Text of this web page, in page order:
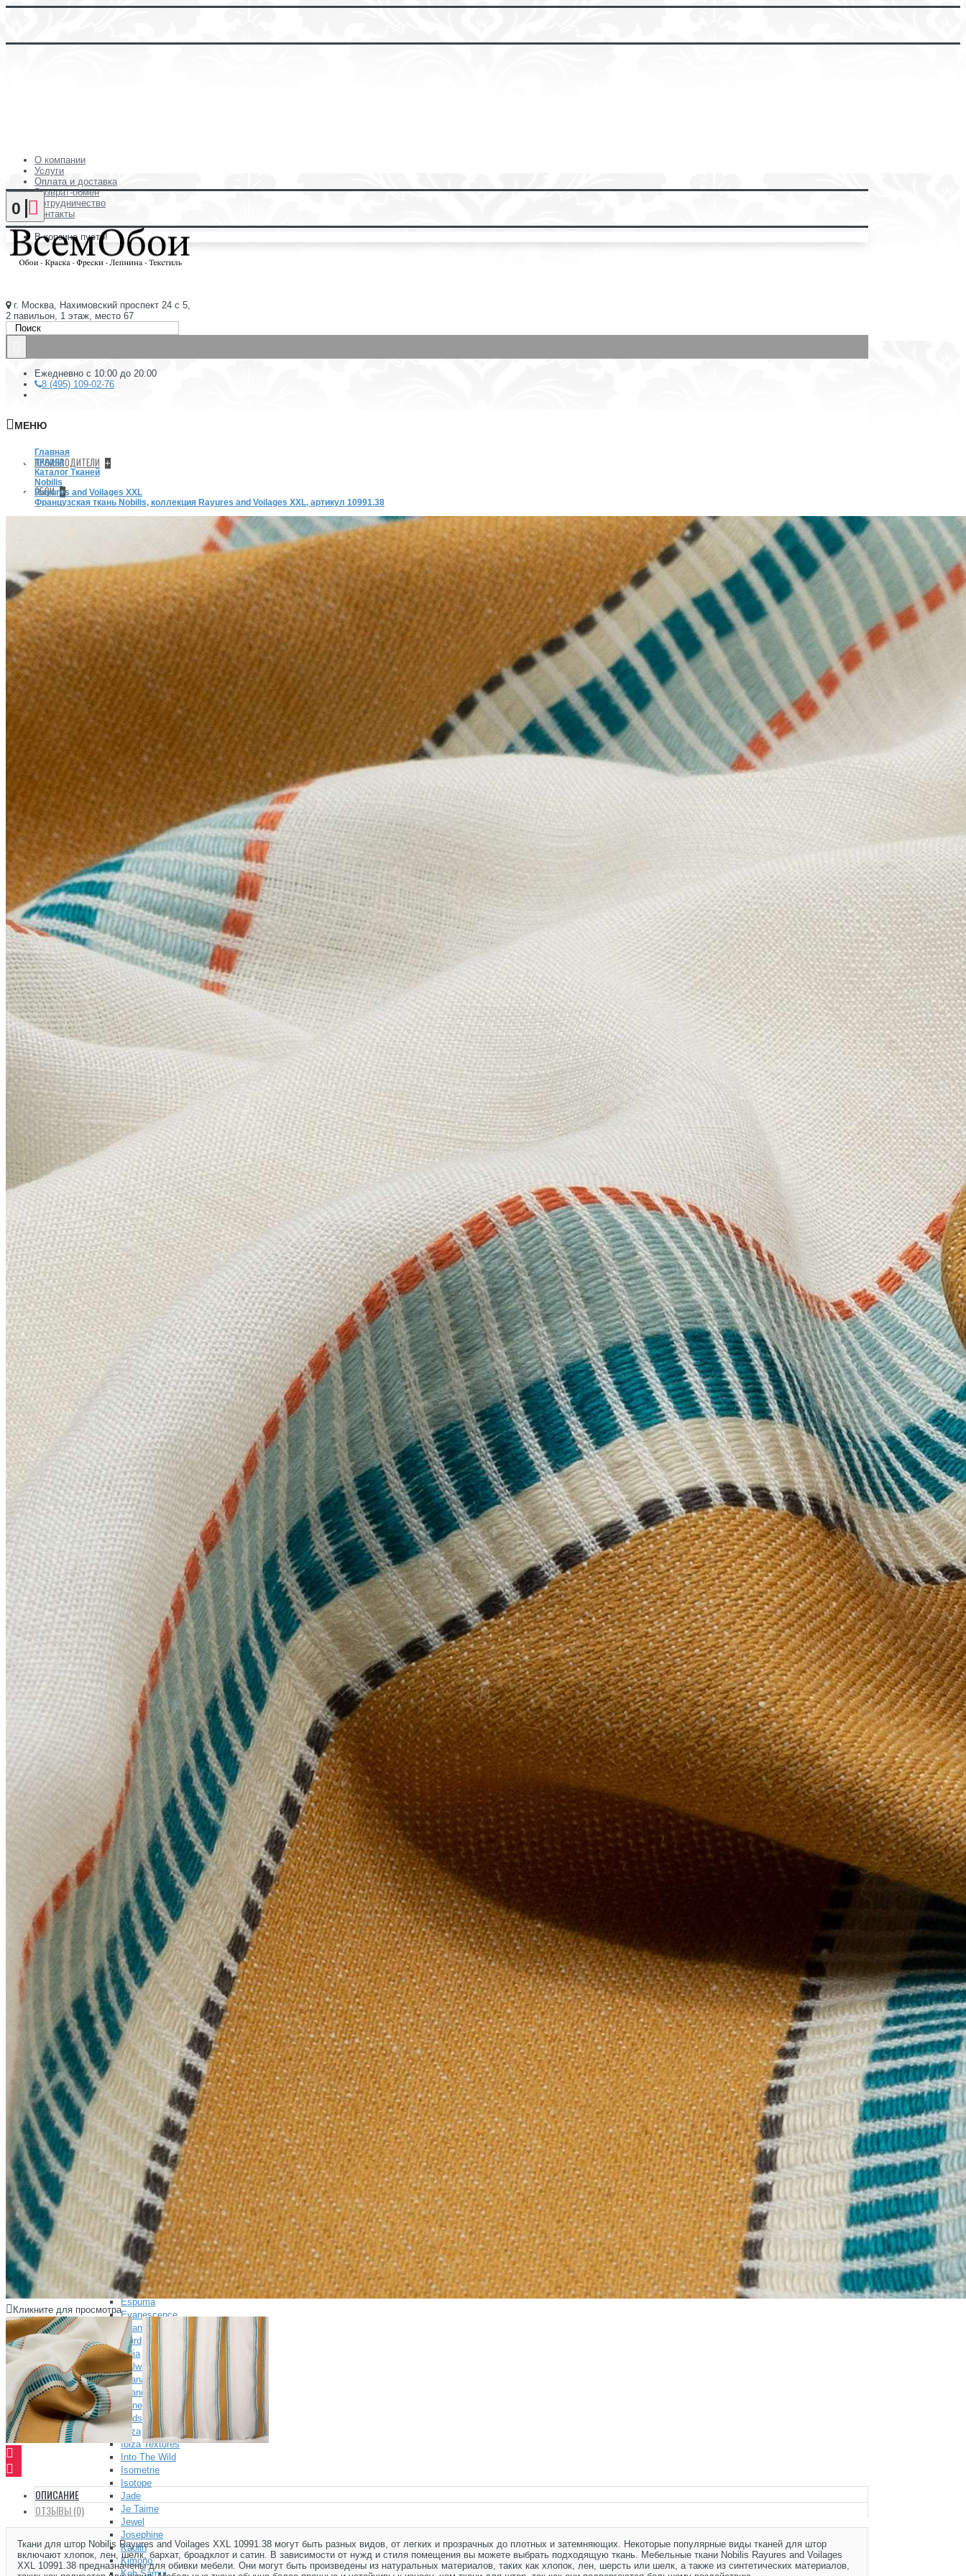
О компании
Услуги
Оплата и доставка
Возврат-обмен
Сотрудничество
Контакты
0
В корзине пусто!
г. Москва, Нахимовский проспект 24 с 5,
2 павильон, 1 этаж, место 67
Ежедневно с 10:00 до 20:00
8 (495) 109-02-76
МЕНЮ
ПРОИЗВОДИТЕЛИ +
ОБОИ +
КРАСКА
Архив (Archive) collection
COLOURS OF LONDON
FTT
GREY AND NEUTRAL PAINT COLOURS
Краски Шарман (Charmant)
Краски Шервин Вильемс (Sherwin-Williams)
Милк (Milk)
Литл Грин (Little Greene)
+
Палитра цветов Little Greene Colour Scales
Серые цвета Little Greene Grey
Розовые цвета Little Greene Pink
Зеленые цвета Little Greene
Синие цвета Little Greene Blue
Фасадные краски
Краска Свис Лэйк (Swiss Lake)
Грунтовка
ФРЕСКИ
ЛЕПНИНА
Ultrawood
+
Архитектурный декор
Структура
Декор Дизайн (Decor Dizayn)
Европласт +
Интерьер
Колонны
Линии
Молдинг гибкий
Пилястры
Плинтус
Плинтус гибкий
Полуколонны
Молдинги
Карнизы
Угловые элементы
Розетки
Карниз гибкий
Фасад
Дверной декор
Мавритания
Орак Декор (Orac Decor) +
3D Wall Covering / 3д обои
Аксен / Axxent
Дурофолам / Durofoam
Интерьерный декор
Люксус / Luxxus
Новая классика / New Classics
Современный / Modern
Современный 2.0 / Modern 2.0
Ульф Мориц / Ulf Moritz
Родекор (RoDecor) +
Ар-Деко
Базовая коллекция
Барокко
Сад Шинуазри
Царскосельский Рококо
Хайвуд (HIWOOD) — декоративные панели, плинтусы, карнизы и молдинги +
Hiwood Decor
ХАЙВУД (HIWOOD) ДЕКОРАТИВНЫЕ ПАНЕЛИ, МОЛДИНГИ И ПЛИНТУСЫ
+
КЛЕЙ | ИНСТРУМЕНТЫ +
ТКАНИ
Карнизы для Штор
Каталог Тканей +
Andrew Martin +
Anthem
Berkeley
Brunswick
Compass
Compass North
Compass South
Expedition
Folklore
Gobi
Harbour
Hindu Kush
Holly Frean
Inventor
Library
Remix
Salento
The Beatles
The Kit Kemp
Windsor Wool Collection
Woodland
Anna French
Antilles
Ballad
Cornucopia Cotton Lace
Manor
Meridian
Natural Glimmer
Palampore
Rue de Seine
Symphony
Anthology +
Azuri
Hibiki
Ikko
Izolo
Mesh
Senkei
Barneby Gates +
Fabric Book vol.1
Fabric Book vol.2
Fabric Book vol.3
Camengo +
Alfama
Alpilles
Alpilles Sheers
Amazone
Anouchka
Belem
Biarritz
Bonheur
Boomerang
Bruges
Cancale
Carioca
Chicago
Choregraphie
Coulisse 2
Cuzco
Delicatesse
Divine
Dreams
East Village
Elite
Elite Textures
Esprit 3
Espuma
Evanescence
Evanescence Textures
Fjord
Gaia
Galway
Granada
Grand Hotel
Honey
Hudson
Ibiza
Ibiza Textures
Into The Wild
Isometrie
Isotope
Jade
Je Taime
Jewel
Josephine
Kaolin
Kimono
Koh Samui
Главная
ТКАНИ
Каталог Тканей
Nobilis
Rayures and Voilages XXL
Французская ткань Nobilis, коллекция Rayures and Voilages XXL, артикул 10991.38
Кликните для просмотра
ОПИСАНИЕ
ОТЗЫВЫ (0)
Ткани для штор Nobilis Rayures and Voilages XXL 10991.38 могут быть разных видов, от легких и прозрачных до плотных и затемняющих. Некоторые популярные виды тканей для штор
включают хлопок, лен, шелк, бархат, броадклот и сатин. В зависимости от нужд и стиля помещения вы можете выбрать подходящую ткань. Мебельные ткани Nobilis Rayures and Voilages
XXL 10991.38 предназначены для обивки мебели. Они могут быть произведены из натуральных материалов, таких как хлопок, лен, шерсть или шелк, а также из синтетических материалов,